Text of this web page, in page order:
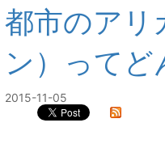
都市のアリ
ン）ってど
2015-11-05